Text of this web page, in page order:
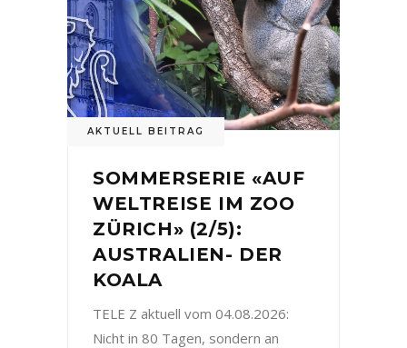
AKTUELL BEITRAG
SOMMERSERIE «AUF
WELTREISE IM ZOO
ZÜRICH» (2/5):
AUSTRALIEN- DER
KOALA
TELE Z aktuell vom 04.08.2026:
Nicht in 80 Tagen, sondern an